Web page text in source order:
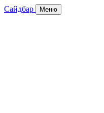
Сайдбар Меню